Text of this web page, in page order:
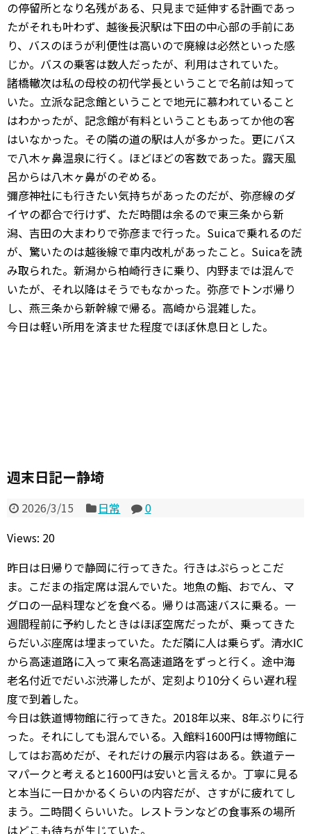
の停留所となり名残がある、只見まで延伸する計画であっ
たがそれも叶わず、越後長沢駅は下田の中心部の手前にあ
り、バスのほうが利便性は高いので廃線は必然といった感
じか。バスの乗客は数人だったが、利用はされていた。
諸橋轍次は私の母校の初代学長ということで名前は知って
いた。立派な記念館ということで地元に慕われていること
はわかったが、記念館が有料ということもあってか他の客
はいなかった。その隣の道の駅は人が多かった。更にバス
で八木ヶ鼻温泉に行く。ほどほどの客数であった。露天風
呂からは八木ヶ鼻がのぞめる。
彌彦神社にも行きたい気持ちがあったのだが、弥彦線のダ
イヤの都合で行けず、ただ時間は余るので東三条から新
潟、吉田の大まわりで弥彦まで行った。Suicaで乗れるのだ
が、驚いたのは越後線で車内改札があったこと。Suicaを読
み取られた。新潟から柏崎行きに乗り、内野までは混んで
いたが、それ以降はそうでもなかった。弥彦でトンボ帰り
し、燕三条から新幹線で帰る。高崎から混雑した。
今日は軽い所用を済ませた程度でほぼ休息日とした。
週末日記ー静埼
2026/3/15 日常
0
Views: 20
昨日は日帰りで静岡に行ってきた。行きはぷらっとこだ
ま。こだまの指定席は混んでいた。地魚の鮨、おでん、マ
グロの一品料理などを食べる。帰りは高速バスに乗る。一
週間程前に予約したときはほぼ空席だったが、乗ってきた
らだいぶ座席は埋まっていた。ただ隣に人は乗らず。清水IC
から高速道路に入って東名高速道路をずっと行く。途中海
老名付近でだいぶ渋滞したが、定刻より10分くらい遅れ程
度で到着した。
今日は鉄道博物館に行ってきた。2018年以来、8年ぶりに行
った。それにしても混んでいる。入館料1600円は博物館に
してはお高めだが、それだけの展示内容はある。鉄道テー
マパークと考えると1600円は安いと言えるか。丁寧に見る
と本当に一日かかるくらいの内容だが、さすがに疲れてし
まう。二時間くらいいた。レストランなどの食事系の場所
はどこも待ちが生じていた。